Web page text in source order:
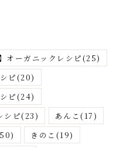
オーガニックレシピ(25)
ピ(20)
ピ(24)
シピ(23) あんこ(17)
きのこ (19)